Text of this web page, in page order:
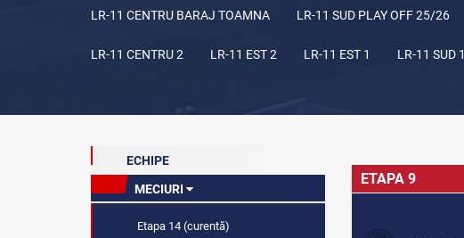
LR-11 CENTRU BARAJ TOAMNA LR-11 SUD PLAY OFF 25/26
LR-11 CENTRU 2 LR-11 EST 2 LR-11 EST 1 LR-11 SUD 1
ECHIPE
MECIURI
Etapa 14 (curentă)
ETAPA 9